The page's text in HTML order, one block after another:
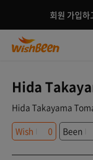
회원 가입하
Hida
Hida Takayama
Wish
0 Been